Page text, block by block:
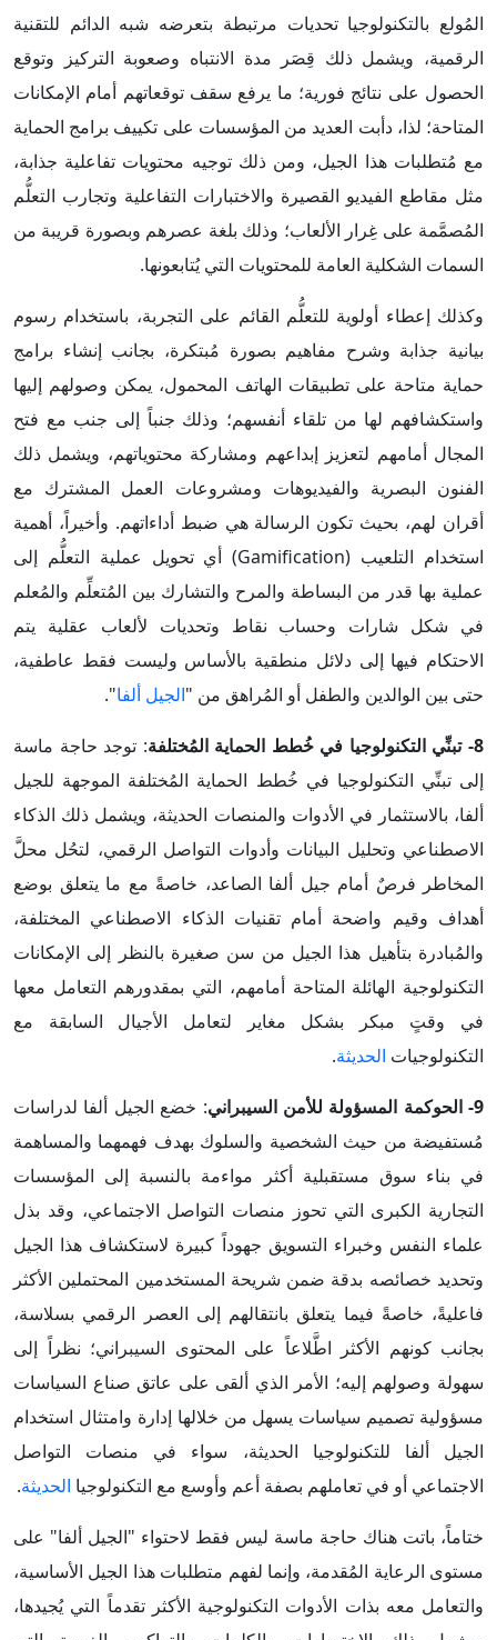
المُولع بالتكنولوجيا تحديات مرتبطة بتعرضه شبه الدائم للتقنية
الرقمية، ويشمل ذلك قِصَر مدة الانتباه وصعوبة التركيز وتوقع
الحصول على نتائج فورية؛ ما يرفع سقف توقعاتهم أمام الإمكانات
المتاحة؛ لذا، دأبت العديد من المؤسسات على تكييف برامج الحماية
مع مُتطلبات هذا الجيل، ومن ذلك توجيه محتويات تفاعلية جذابة،
مثل مقاطع الفيديو القصيرة والاختبارات التفاعلية وتجارب التعلُّم
المُصمَّمة على غِرار الألعاب؛ وذلك بلغة عصرهم وبصورة قريبة من
السمات الشكلية العامة للمحتويات التي يُتابعونها.
وكذلك إعطاء أولوية للتعلُّم القائم على التجربة، باستخدام رسوم
بيانية جذابة وشرح مفاهيم بصورة مُبتكرة، بجانب إنشاء برامج
حماية متاحة على تطبيقات الهاتف المحمول، يمكن وصولهم إليها
واستكشافهم لها من تلقاء أنفسهم؛ وذلك جنباً إلى جنب مع فتح
المجال أمامهم لتعزيز إبداعهم ومشاركة محتوياتهم، ويشمل ذلك
الفنون البصرية والفيديوهات ومشروعات العمل المشترك مع
أقران لهم، بحيث تكون الرسالة هي ضبط أداءاتهم. وأخيراً، أهمية
استخدام التلعيب (Gamification) أي تحويل عملية التعلُّم إلى
عملية بها قدر من البساطة والمرح والتشارك بين المُتعلِّم والمُعلم
في شكل شارات وحساب نقاط وتحديات لألعاب عقلية يتم
الاحتكام فيها إلى دلائل منطقية بالأساس وليست فقط عاطفية،
حتى بين الوالدين والطفل أو المُراهق من "الجيل ألفا".
8- تبنِّي التكنولوجيا في خُطط الحماية المُختلفة
: توجد حاجة ماسة
إلى تبنِّي التكنولوجيا في خُطط الحماية المُختلفة الموجهة للجيل
ألفا، بالاستثمار في الأدوات والمنصات الحديثة، ويشمل ذلك الذكاء
الاصطناعي وتحليل البيانات وأدوات التواصل الرقمي، لتحُل محلَّ
المخاطر فرصٌ أمام جيل ألفا الصاعد، خاصةً مع ما يتعلق بوضع
أهداف وقيم واضحة أمام تقنيات الذكاء الاصطناعي المختلفة،
والمُبادرة بتأهيل هذا الجيل من سن صغيرة بالنظر إلى الإمكانات
التكنولوجية الهائلة المتاحة أمامهم، التي بمقدورهم التعامل معها
في وقتٍ مبكر بشكل مغاير لتعامل الأجيال السابقة مع
التكنولوجيات الحديثة.
9- الحوكمة المسؤولة للأمن السيبراني
: خضع الجيل ألفا لدراسات
مُستفيضة من حيث الشخصية والسلوك بهدف فهمهما والمساهمة
في بناء سوق مستقبلية أكثر مواءمة بالنسبة إلى المؤسسات
التجارية الكبرى التي تحوز منصات التواصل الاجتماعي، وقد بذل
علماء النفس وخبراء التسويق جهوداً كبيرة لاستكشاف هذا الجيل
وتحديد خصائصه بدقة ضمن شريحة المستخدمين المحتملين الأكثر
فاعليةً، خاصةً فيما يتعلق بانتقالهم إلى العصر الرقمي بسلاسة،
بجانب كونهم الأكثر اطَّلاعاً على المحتوى السيبراني؛ نظراً إلى
سهولة وصولهم إليه؛ الأمر الذي ألقى على عاتق صناع السياسات
مسؤولية تصميم سياسات يسهل من خلالها إدارة وامتثال استخدام
الجيل ألفا للتكنولوجيا الحديثة، سواء في منصات التواصل
الاجتماعي أو في تعاملهم بصفة أعم وأوسع مع التكنولوجيا الحديثة.
ختاماً، باتت هناك حاجة ماسة ليس فقط لاحتواء "الجيل ألفا" على
مستوى الرعاية المُقدمة، وإنما لفهم متطلبات هذا الجيل الأساسية،
والتعامل معه بذات الأدوات التكنولوجية الأكثر تقدماً التي يُجيدها،